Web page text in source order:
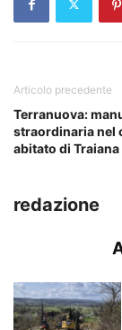
Articolo precedente
Terranuova:
straordinaria nel
abitato di Traiana
redazione